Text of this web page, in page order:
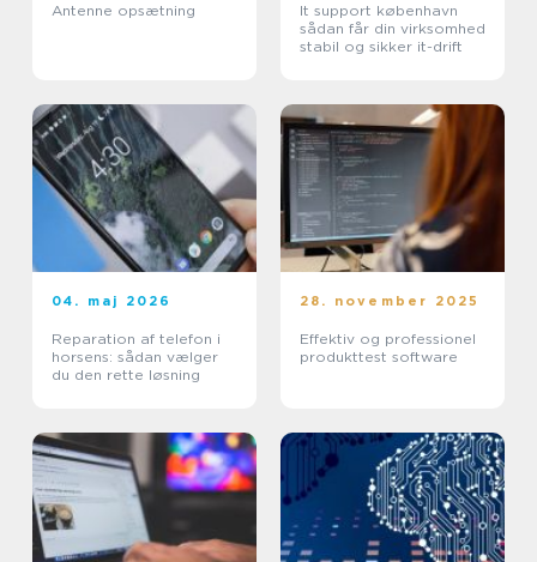
Antenne opsætning
It support københavn
sådan får din virksomhed
stabil og sikker it-drift
04. maj 2026
Reparation af telefon i
horsens: sådan vælger
du den rette løsning
28. november 2025
Effektiv og professionel
produkttest software